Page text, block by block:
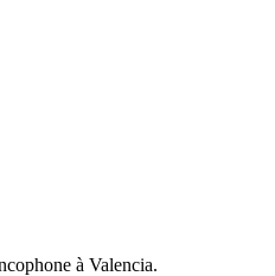
à Valencia.